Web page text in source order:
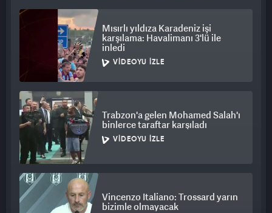
Mısırlı yıldıza Karadeniz işi
karşılama: Havalimanı 3'lü ile
inledi
VIDEOYU İZLE
Trabzon'a gelen Mohamed Salah'ı
binlerce taraftar karşıladı
VIDEOYU İZLE
Vincenzo Italiano: Trossard yarın
bizimle olmayacak